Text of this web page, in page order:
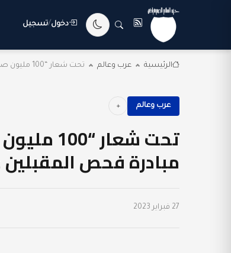
دخول/تسجيل
الرئيسية عرب وعالم تحت شعار “100 مليون صحة”..وزارة الصحة والسكان تطلق...
عرب وعالم
تحت
مبادرة فحص المقبلين
27 فبراير 2023